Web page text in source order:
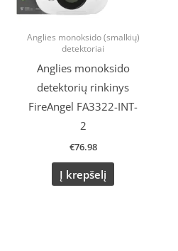
Anglies monoksido (smalkių)
detektoriai
Anglies monoksido
detektorių rinkinys
FireAngel FA3322-INT-
2
€76.98
Į krepšelį